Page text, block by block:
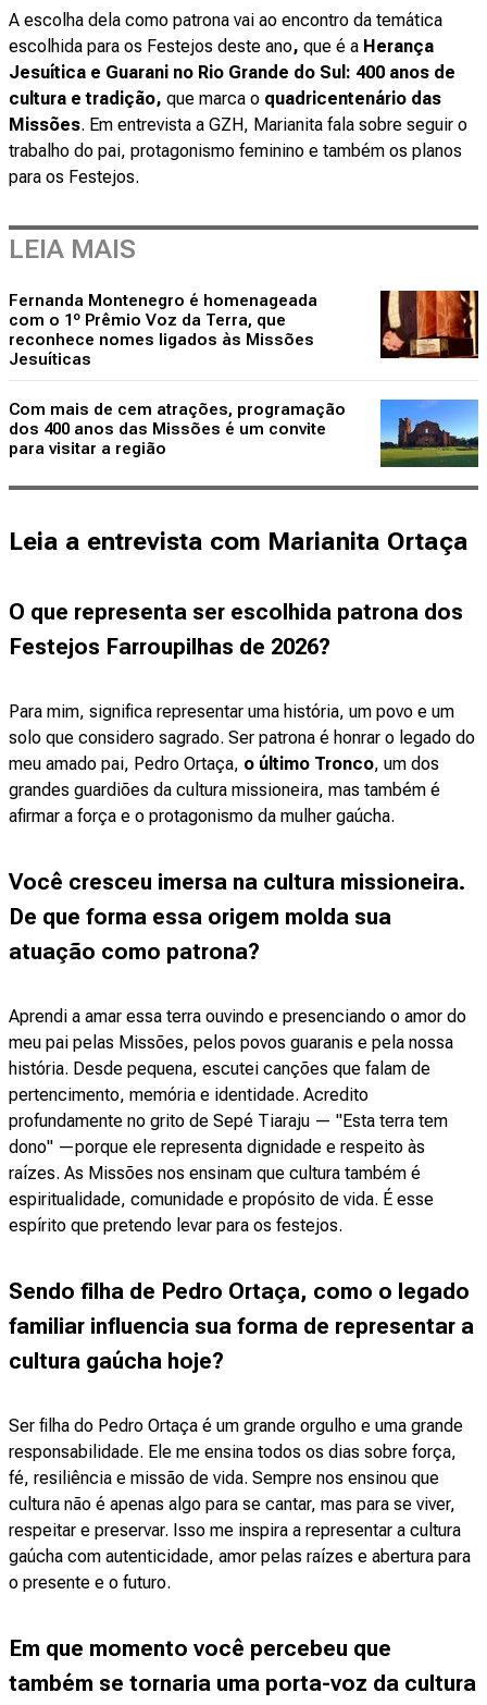
A escolha dela como patrona vai ao encontro da temática
escolhida para os Festejos deste ano, que é a Herança
Jesuítica e Guarani no Rio Grande do Sul: 400 anos de
cultura e tradição, que marca o quadricentenário das
Missões. Em entrevista a GZH, Marianita fala sobre seguir o
trabalho do pai, protagonismo feminino e também os planos
para os Festejos.
LEIA MAIS
Fernanda Montenegro é homenageada
com o 1º Prêmio Voz da Terra, que
reconhece nomes ligados às Missões
Jesuíticas
Com mais de cem atrações, programação
dos 400 anos das Missões é um convite
para visitar a região
Leia a entrevista com Marianita Ortaça
O que representa ser escolhida patrona dos
Festejos Farroupilhas de 2026?
Para mim, significa representar uma história, um povo e um
solo que considero sagrado. Ser patrona é honrar o legado do
meu amado pai, Pedro Ortaça, o último Tronco, um dos
grandes guardiões da cultura missioneira, mas também é
afirmar a força e o protagonismo da mulher gaúcha.
Você cresceu imersa na cultura missioneira.
De que forma essa origem molda sua
atuação como patrona?
Aprendi a amar essa terra ouvindo e presenciando o amor do
meu pai pelas Missões, pelos povos guaranis e pela nossa
história. Desde pequena, escutei canções que falam de
pertencimento, memória e identidade. Acredito
profundamente no grito de Sepé Tiaraju — "Esta terra tem
dono" —porque ele representa dignidade e respeito às
raízes. As Missões nos ensinam que cultura também é
espiritualidade, comunidade e propósito de vida. É esse
espírito que pretendo levar para os festejos.
Sendo filha de Pedro Ortaça, como o legado
familiar influencia sua forma de representar a
cultura gaúcha hoje?
Ser filha do Pedro Ortaça é um grande orgulho e uma grande
responsabilidade. Ele me ensina todos os dias sobre força,
fé, resiliência e missão de vida. Sempre nos ensinou que
cultura não é apenas algo para se cantar, mas para se viver,
respeitar e preservar. Isso me inspira a representar a cultura
gaúcha com autenticidade, amor pelas raízes e abertura para
o presente e o futuro.
Em que momento você percebeu que
também se tornaria uma porta-voz da cultura